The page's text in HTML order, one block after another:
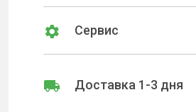
Сервис
Доставка 1-3 дня